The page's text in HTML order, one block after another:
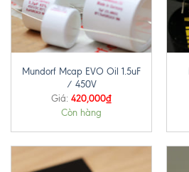
Mundorf Mcap EVO Oil 1.5uF
/ 450V
Giá: 420,000₫
Còn hàng